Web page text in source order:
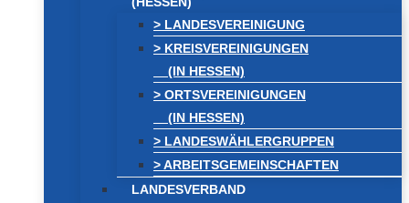
> LANDESVEREINIGUNG
> KREISVEREINIGUNGEN
(IN HESSEN)
> ORTSVEREINIGUNGEN
(IN HESSEN)
> LANDESWÄHLERGRUPPEN
> ARBEITSGEMEINSCHAFTEN
LANDESVERBAND